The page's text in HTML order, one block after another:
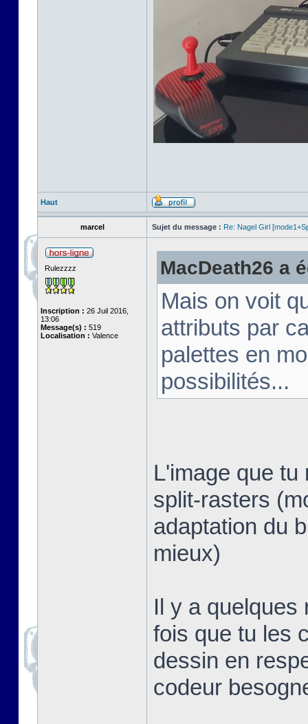
Haut
marcel Sujet du message : Re: Nagel Girl
Rulezzzz
Inscription : 26 Juil 2016,
13:06
Message(s) : 519
Localisation : Valence
MacDeath26 a
Mais on voit
attributs par
palettes en
possibilités...
L'image que
split-rasters
adaptation du
mieux)
Il y a quelques
fois que tu les
dessin en
codeur